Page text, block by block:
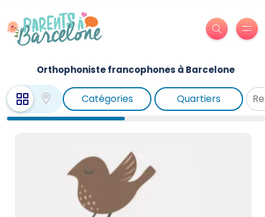
Orthophoniste francophones à Barcelone
Catégories Quartiers